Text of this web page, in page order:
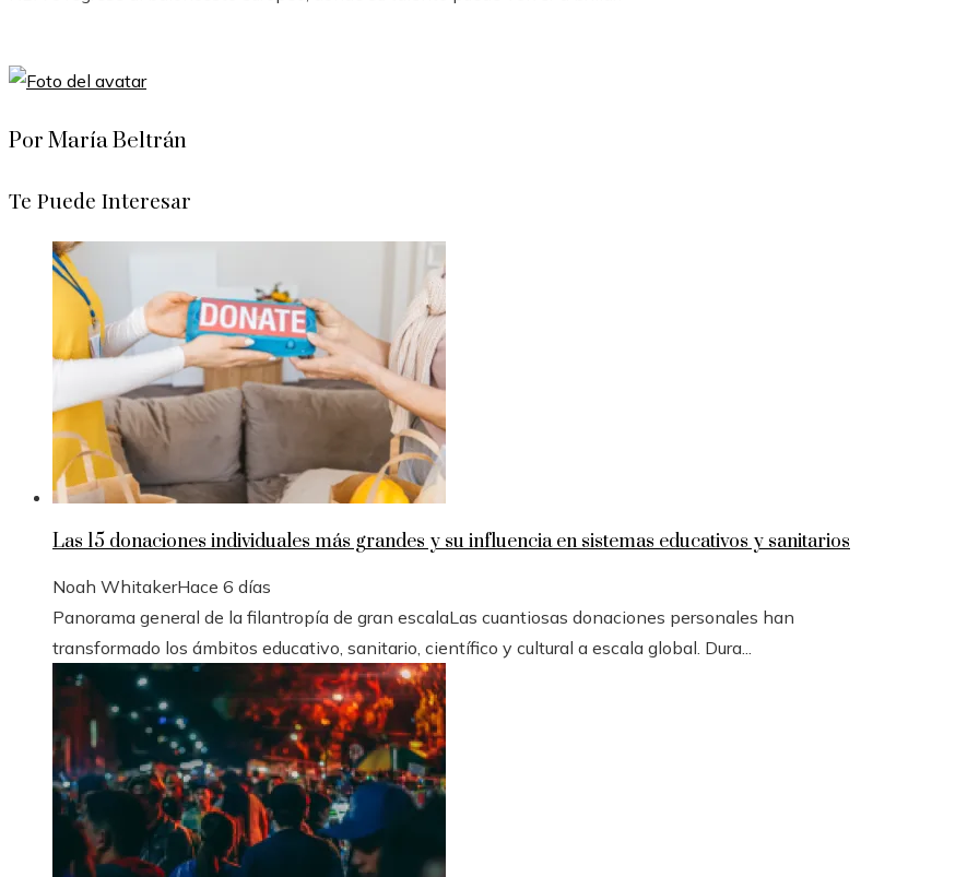
Por María Beltrán
Te Puede Interesar
Las 15 donaciones individuales más grandes y su influencia en sistemas educativos y sanitarios
Noah WhitakerHace 6 días
Panorama general de la filantropía de gran escalaLas cuantiosas donaciones personales han
transformado los ámbitos educativo, sanitario, científico y cultural a escala global. Dura...